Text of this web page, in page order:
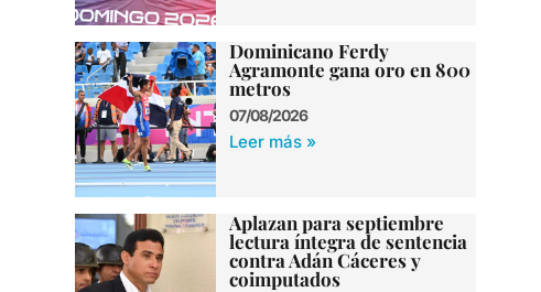
Dominicano Ferdy
Agramonte gana oro en 800
metros
07/08/2026
Leer más »
Aplazan para septiembre
lectura íntegra de sentencia
contra Adán Cáceres y
coimputados